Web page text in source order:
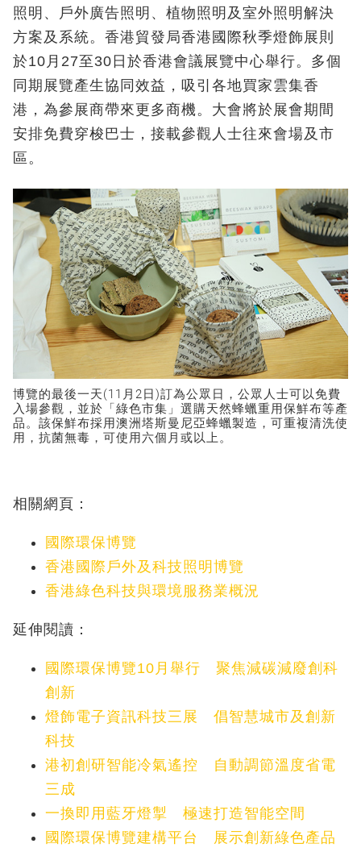
照明、戶外廣告照明、植物照明及室外照明解決
方案及系統。香港貿發局香港國際秋季燈飾展則
於10月27至30日於香港會議展覽中心舉行。多個
同期展覽產生協同效益，吸引各地買家雲集香
港，為參展商帶來更多商機。大會將於展會期間
安排免費穿梭巴士，接載參觀人士往來會場及市
區。
博覽的最後一天(11月2日)訂為公眾日，公眾人士可以免費
入場參觀，並於「綠色市集」選購天然蜂蠟重用保鮮布等產
品。該保鮮布採用澳洲塔斯曼尼亞蜂蠟製造，可重複清洗使
用，抗菌無毒，可使用六個月或以上。
相關網頁：
國際環保博覽
香港國際戶外及科技照明博覽
香港綠色科技與環境服務業概況
延伸閱讀：
國際環保博覽10月舉行 聚焦減碳減廢創科
創新
燈飾電子資訊科技三展 倡智慧城市及創新
科技
港初創研智能冷氣遙控 自動調節溫度省電
三成
一換即用藍牙燈掣 極速打造智能空間
國際環保博覽建構平台 展示創新綠色產品